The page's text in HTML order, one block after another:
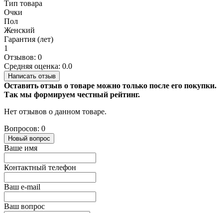
Тип товара
Очки
Пол
Женский
Гарантия (лет)
1
Отзывов: 0
Средняя оценка: 0.0
Написать отзыв
Оставить отзыв о товаре можно только после его покупки.
Так мы формируем честный рейтинг.
Нет отзывов о данном товаре.
Вопросов: 0
Новый вопрос
Ваше имя
Контактный телефон
Ваш e-mail
Ваш вопрос